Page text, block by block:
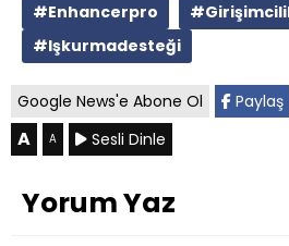
#Enhancerpro
#Işkurmadesteği
Google News'e Abone Ol Paylaş
A A Sesli Dinle
Yorum Yaz